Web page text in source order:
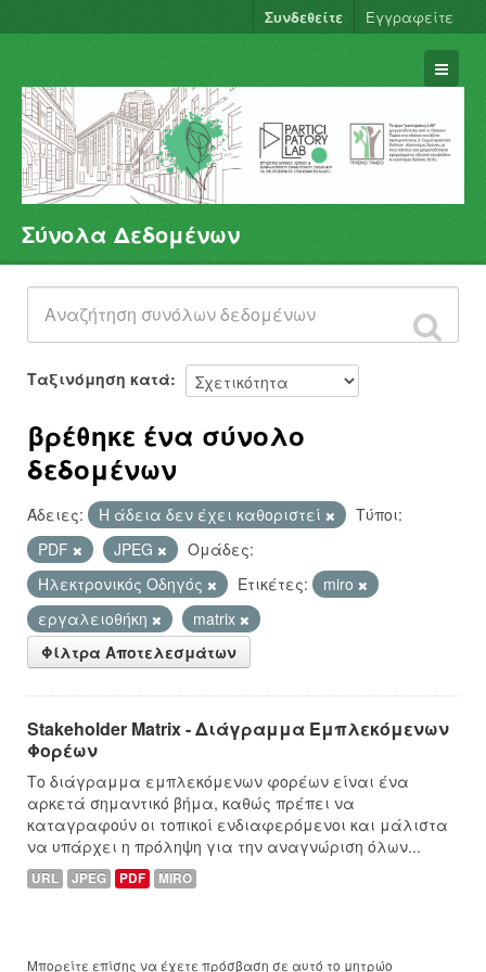
Συνδεθείτε Εγγραφείτε
Σύνολα Δεδομένων
Φορείς
Ομάδες
Σχετικά
Σύνολα Δεδομένων
Ταξινόμηση κατά
βρέθηκε ένα σύνολο
δεδομένων
Άδειες: Η άδεια δεν έχει καθοριστεί
Τύποι:
PDF
JPEG
Ομάδες:
Hλεκτρονικός Οδηγός
Ετικέτες:
miro
εργαλειοθήκη
matrix
Φίλτρα Αποτελεσμάτων
Stakeholder Matrix - Διάγραμμα Εμπλεκόμενων
Φορέων
Το διάγραμμα εμπλεκόμενων φορέων είναι ένα
αρκετά σημαντικό βήμα, καθώς πρέπει να
καταγραφούν οι τοπικοί ενδιαφερόμενοι και μάλιστα
να υπάρχει η πρόληψη για την αναγνώριση όλων...
URL JPEG PDF MIRO
Μπορείτε επίσης να έχετε πρόσβαση σε αυτό το μητρώο